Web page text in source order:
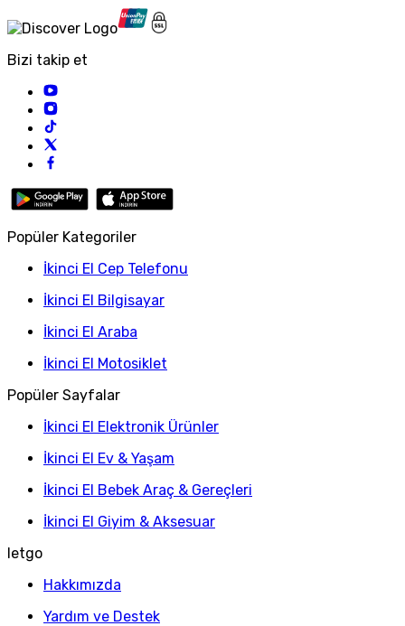
Bizi takip et
Popüler Kategoriler
İkinci El Cep Telefonu
İkinci El Bilgisayar
İkinci El Araba
İkinci El Motosiklet
Popüler Sayfalar
İkinci El Elektronik Ürünler
İkinci El Ev & Yaşam
İkinci El Bebek Araç & Gereçleri
İkinci El Giyim & Aksesuar
letgo
Hakkımızda
Yardım ve Destek